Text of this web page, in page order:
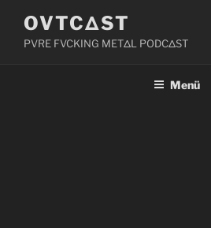
Inhalt
springen
OVTCΔST
PVRE FVCKING METΔL PODCΔST
Menü